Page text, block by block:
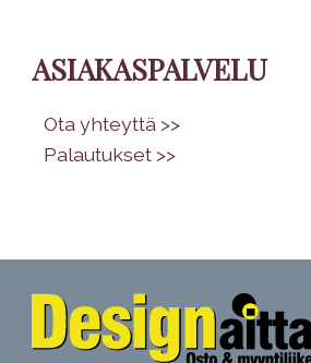
ASIAKASPALVELU
Ota yhteyttä >>
Palautukset >>